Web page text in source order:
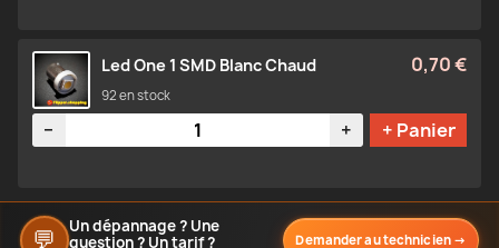
Led One 1 SMD Blanc Chaud 0,70 €
92 en stock
− + + Panier
💬
Un dépannage ? Une
question ? Un tarif ?
Demander au technicien →